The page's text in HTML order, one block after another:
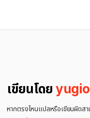
เขียนโดย
หากตรงไหนแปลหรือเขียนผิดสา